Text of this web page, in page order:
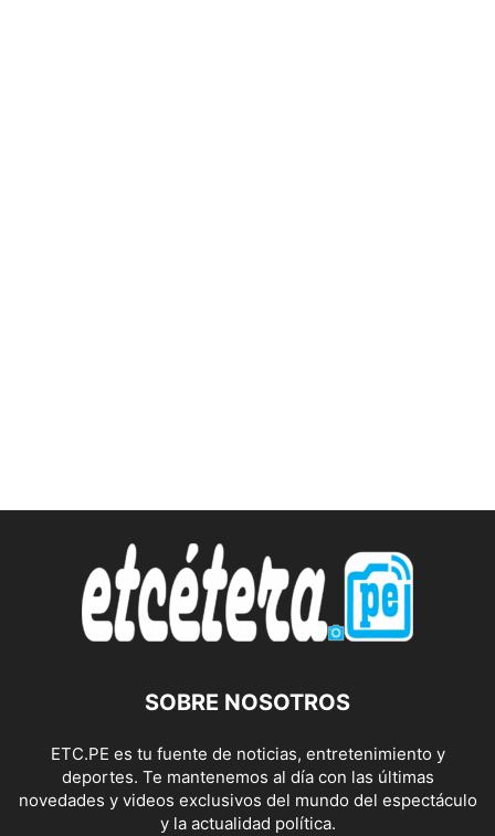
SOBRE NOSOTROS
ETC.PE es tu fuente de noticias, entretenimiento y
deportes. Te mantenemos al día con las últimas
novedades y videos exclusivos del mundo del espectáculo
y la actualidad política.